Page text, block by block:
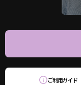
ご利用ガイド